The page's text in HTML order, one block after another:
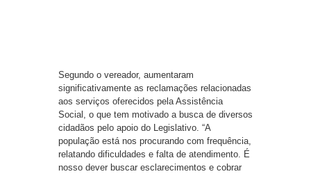
Segundo o vereador, aumentaram
significativamente as reclamações relacionadas
aos serviços oferecidos pela Assistência
Social, o que tem motivado a busca de diversos
cidadãos pelo apoio do Legislativo. “A
população está nos procurando com frequência,
relatando dificuldades e falta de atendimento. É
nosso dever buscar esclarecimentos e cobrar